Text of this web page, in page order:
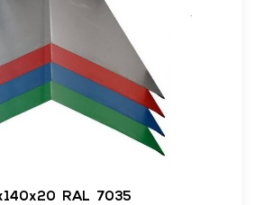
RAL 7035